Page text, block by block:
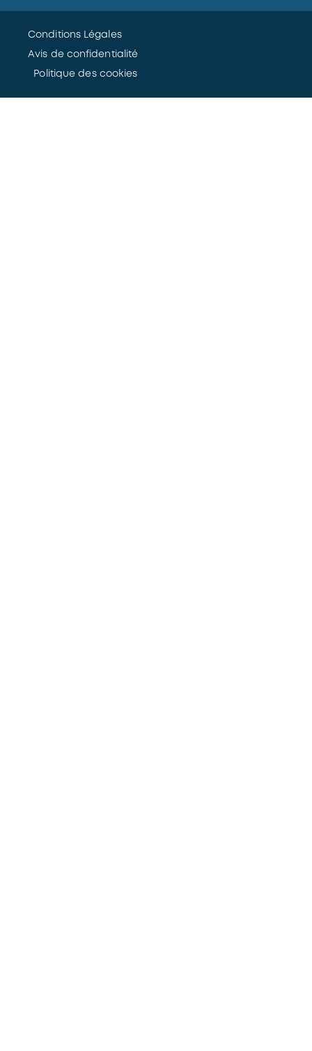
Conditions Légales
Avis de confidentialité
Politique des cookies